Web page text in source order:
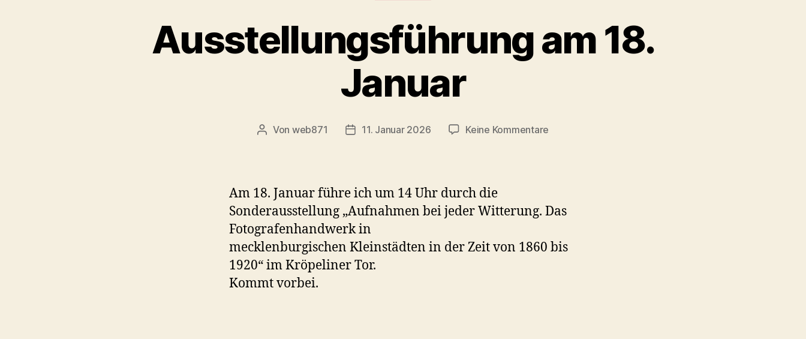
Ausstellungsführung am 18.
Januar
Beitragsautor
Von web871 Veröffentlichungsdatum
11. Januar 2026 Keine Kommentarezu
Am 18. Januar führe ich um 14 Uhr durch die
Sonderausstellung „Aufnahmen bei jeder Witterung. Das
Fotografenhandwerk in
mecklenburgischen Kleinstädten in der Zeit von 1860 bis
1920“ im Kröpeliner Tor.
Kommt vorbei.